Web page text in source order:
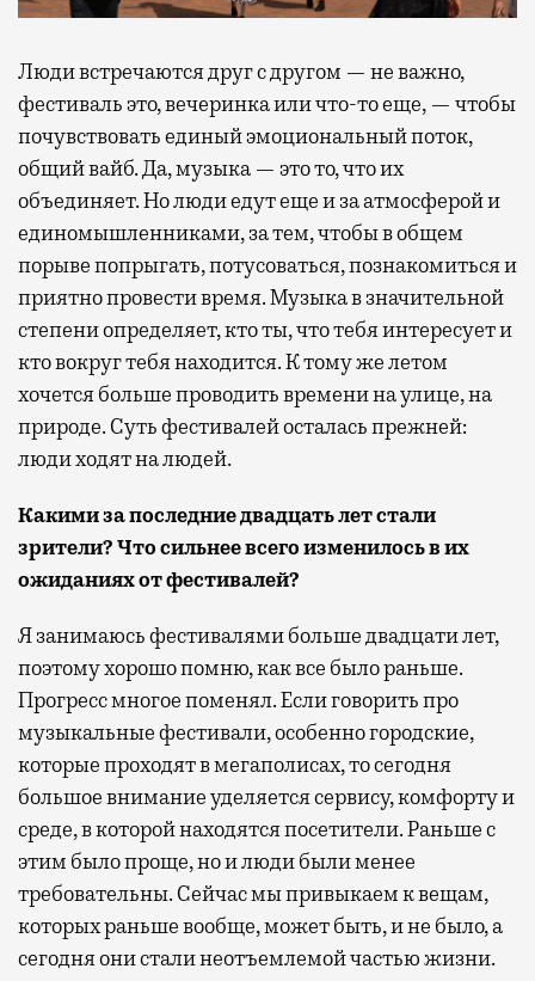
Люди встречаются друг с другом — не важно,
фестиваль это, вечеринка или что-то еще, — чтобы
почувствовать единый эмоциональный поток,
общий вайб. Да, музыка — это то, что их
объединяет. Но люди едут еще и за атмосферой и
единомышленниками, за тем, чтобы в общем
порыве попрыгать, потусоваться, познакомиться и
приятно провести время. Музыка в значительной
степени определяет, кто ты, что тебя интересует и
кто вокруг тебя находится. К тому же летом
хочется больше проводить времени на улице, на
природе. Суть фестивалей осталась прежней:
люди ходят на людей.
Какими за последние двадцать лет стали
зрители? Что сильнее всего изменилось в их
ожиданиях от фестивалей?
Я занимаюсь фестивалями больше двадцати лет,
поэтому хорошо помню, как все было раньше.
Прогресс многое поменял. Если говорить про
музыкальные фестивали, особенно городские,
которые проходят в мегаполисах, то сегодня
большое внимание уделяется сервису, комфорту и
среде, в которой находятся посетители. Раньше с
этим было проще, но и люди были менее
требовательны. Сейчас мы привыкаем к вещам,
которых раньше вообще, может быть, и не было, а
сегодня они стали неотъемлемой частью жизни.